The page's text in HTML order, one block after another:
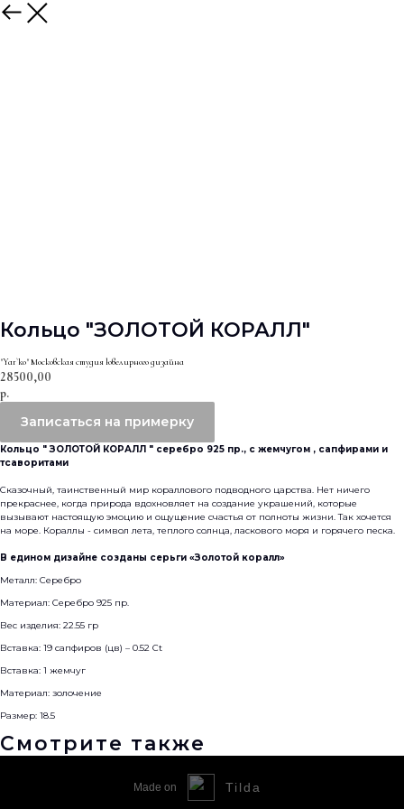
Кольцо "ЗОЛОТОЙ КОРАЛЛ"
"Yar`ko" Московская студия ювелирного дизайна
28500,00
р.
Записаться на примерку
Кольцо " ЗОЛОТОЙ КОРАЛЛ " серебро 925 пр., с жемчугом , сапфирами и
тсаворитами
Сказочный, таинственный мир кораллового подводного царства. Нет ничего
прекраснее, когда природа вдохновляет на создание украшений, которые
вызывают настоящую эмоцию и ощущение счастья от полноты жизни. Так хочется
на море. Кораллы - символ лета, теплого солнца, ласкового моря и горячего песка.
В едином дизайне созданы серьги «Золотой коралл»
Металл: Серебро
Материал: Серебро 925 пр.
Вес изделия: 22.55 гр
Вставка: 19 сапфиров (цв) – 0.52 Ct
Вставка: 1 жемчуг
Материал: золочение
Размер: 18.5
Смотрите также
Made on Tilda